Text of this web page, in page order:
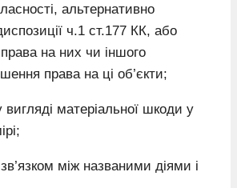
альтернативно
ч.1 ст.177 КК, або
на них чи іншого
права на ці об’єкти;
вигляді матеріальної шкоди у
між названими діями і